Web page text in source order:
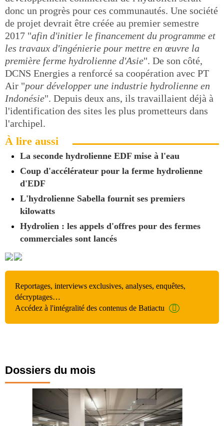
donc un progrès pour ces communautés. Une société
de projet devrait être créée au premier semestre
2017 "afin d'initier le financement du programme et
les travaux d'ingénierie pour mettre en œuvre la
première ferme hydrolienne d'Asie". De son côté,
DCNS Energies a renforcé sa coopération avec PT
Air "pour développer une industrie hydrolienne en
Indonésie". Depuis deux ans, ils travaillaient déjà à
l'identification des sites les plus prometteurs dans
l'archipel.
À lire aussi
La seconde hydrolienne EDF mise à l'eau
Coup d'accélérateur pour la ferme hydrolienne
d'EDF
L'hydrolienne Sabella fournit ses premiers
kilowatts
Hydrolien : les appels d'offres pour des fermes
commerciales sont lancés
Reportages, interviews exclusives, analyses, enquêtes,
décryptages…
Accédez à l'intégralité des contenus de Batiactu
Dossiers du mois